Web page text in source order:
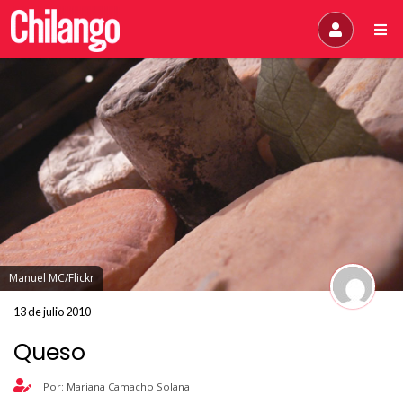
Manuel MC/Flickr
13 de julio 2010
Queso
Por: Mariana Camacho Solana